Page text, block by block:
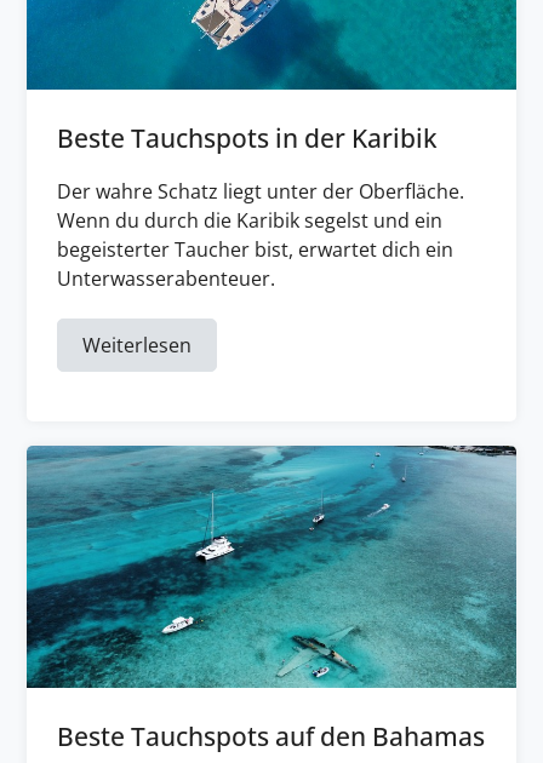
Beste Tauchspots in der Karibik
Der wahre Schatz liegt unter der Oberfläche.
Wenn du durch die Karibik segelst und ein
begeisterter Taucher bist, erwartet dich ein
Unterwasserabenteuer.
Weiterlesen
Beste Tauchspots auf den Bahamas